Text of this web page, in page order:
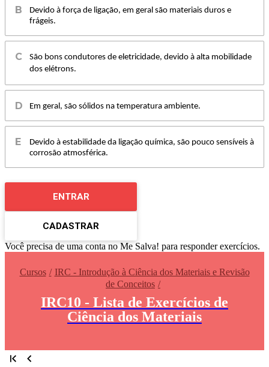
Devido à força de ligação, em geral são materiais duros e
frágeis.
São bons condutores de eletricidade, devido à alta mobilidade
dos elétrons.
Em geral, são sólidos na temperatura ambiente.
Devido à estabilidade da ligação química, são pouco sensíveis à
corrosão atmosférica.
ENTRAR
CADASTRAR
Você precisa de uma conta no Me Salva! para responder exercícios.
Cursos
IRC - Introdução à Ciência dos Materiais e Revisão
de Conceitos
IRC10 - Lista de Exercícios de
Ciência dos Materiais